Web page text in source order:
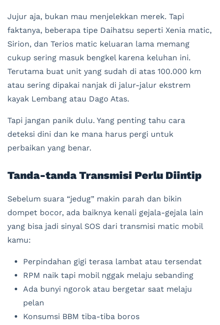
Jujur aja, bukan mau menjelekkan merek. Tapi
faktanya, beberapa tipe Daihatsu seperti Xenia matic,
Sirion, dan Terios matic keluaran lama memang
cukup sering masuk bengkel karena keluhan ini.
Terutama buat unit yang sudah di atas 100.000 km
atau sering dipakai nanjak di jalur-jalur ekstrem
kayak Lembang atau Dago Atas.
Tapi jangan panik dulu. Yang penting tahu cara
deteksi dini dan ke mana harus pergi untuk
perbaikan yang benar.
Tanda-tanda Transmisi Perlu Diintip
Sebelum suara “jedug” makin parah dan bikin
dompet bocor, ada baiknya kenali gejala-gejala lain
yang bisa jadi sinyal SOS dari transmisi matic mobil
kamu:
Perpindahan gigi terasa lambat atau tersendat
RPM naik tapi mobil nggak melaju sebanding
Ada bunyi ngorok atau bergetar saat melaju
pelan
Konsumsi BBM tiba-tiba boros